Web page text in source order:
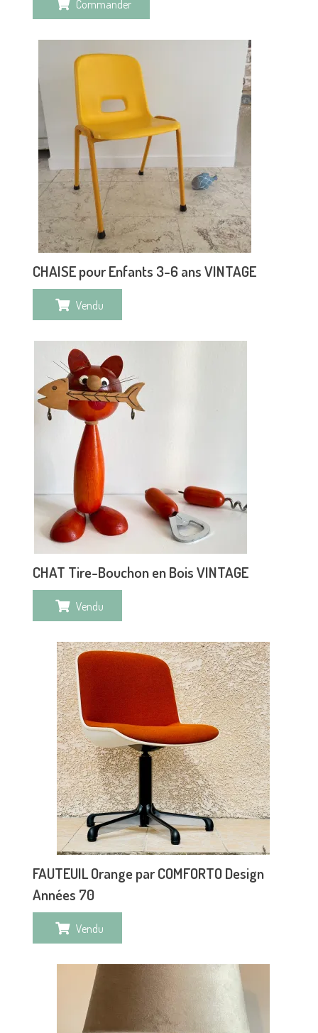
Commander
CHAISE pour Enfants 3-6 ans VINTAGE
Vendu
CHAT Tire-Bouchon en Bois VINTAGE
Vendu
FAUTEUIL Orange par COMFORTO Design
Années 70
Vendu